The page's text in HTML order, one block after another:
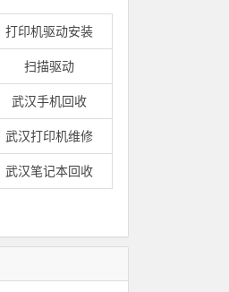
打印机驱动安装
扫描驱动
武汉手机回收
武汉打印机维修
武汉笔记本回收